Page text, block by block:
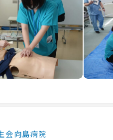
会向島病院